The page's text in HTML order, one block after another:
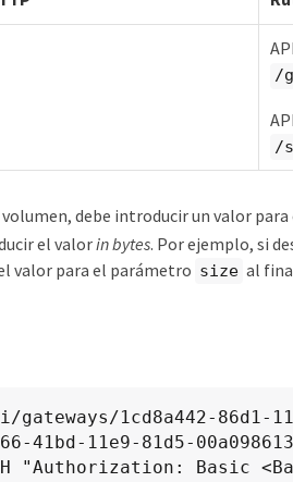
/
/
debe introducir un valor para
el valorin bytes. Por ejemplo, si
valor para el parámetro size al
1cd8a442-86d1-
41bd-11e9-81d5-